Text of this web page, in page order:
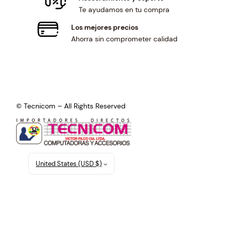
Te ayudamos en tu compra
Los mejores precios
Ahorra sin comprometer calidad
© Tecnicom – All Rights Reserved
United States (USD $)